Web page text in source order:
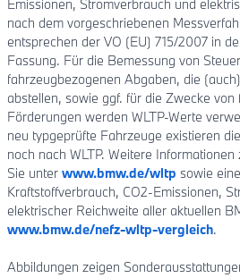
Emissionen, Stromverbrauch und
nach dem vorgeschriebenen
entsprechen der VO (EU) 715/2007 in
Fassung. Für die Bemessung von
fahrzeugbezogenen Abgaben, die
abstellen, sowie ggf. für die Zwecke von
Förderungen werden WLTP-Werte
neu typgeprüfte Fahrzeuge existieren
noch nach WLTP. Weitere
Sie unter www.bmw.de/wltp sowie
Kraftstoffverbrauch, CO2-Emissionen,
elektrischer Reichweite aller aktuellen
www.bmw.de/nefz-wltp-vergleich.
Abbildungen zeigen